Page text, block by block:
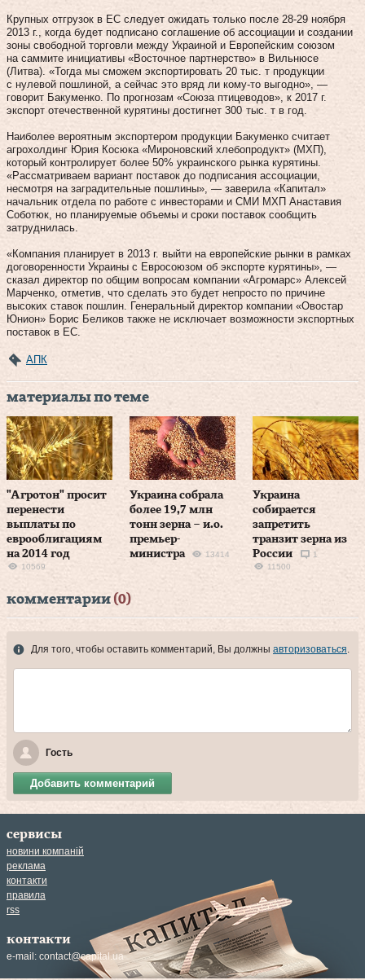
Крупных отгрузок в ЕС следует ожидать только после 28‑29 ноября
2013 г., когда будет подписано соглашение об ассоциации и создании
зоны свободной торговли между Украиной и Европейским союзом
на саммите инициативы «Восточное парт­нерство» в Вильнюсе
(Литва). «Тогда мы сможем экспортировать 20 тыс. т продукции
с нулевой пошлиной, а сейчас это вряд ли кому‑то выгодно», —
говорит Бакуменко. По прогнозам «Союза птицеводов», к 2017 г.
экспорт отечественной курятины достигнет 300 тыс. т в год.
Наиболее вероятным экспортером продукции Бакуменко считает
агрохолдинг Юрия Косюка «Мироновский хлебопродукт» (МХП),
который контролирует более 50% украинского рынка курятины.
«Рассматриваем вариант поставок до подписания ассоциации,
несмотря на заградительные пошлины», — заверила «Капитал»
начальник отдела по работе с инвесторами и СМИ МХП Анаставия
Соботюк, но планируемые объемы и сроки поставок сообщить
затруднилась.
«Компания планирует в 2013 г. выйти на европейские рынки в рамках
договоренности Украины с Евросоюзом об экспорте курятины», —
сказал директор по общим вопросам компании «Агромарс» Алексей
Марченко, отметив, что сделать это будет непросто по причине
высоких ставок пошлин. Генеральный директор компании «Овостар
Юнион» Борис Беликов также не исключает возможности экспортных
поставок в ЕС.
АПК
материалы по теме
"Агротон" просит
перенести
выплаты по
еврооблигациям
на 2014 год
10569
Украина собрала
более 19,7 млн
тонн зерна – и.о.
премьер-
министра
13414
Украина
собирается
запретить
транзит зерна из
России
1
11500
комментарии (0)
Для того, чтобы оставить комментарий, Вы должны авторизоваться
Гость
Добавить комментарий
сервисы
новини компаній
реклама
контакти
правила
rss
контакти
e-mail: contact@capital.ua